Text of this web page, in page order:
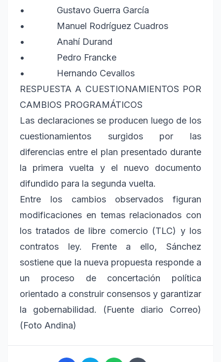
• Gustavo Guerra García
• Manuel Rodríguez Cuadros
• Anahí Durand
• Pedro Francke
• Hernando Cevallos
RESPUESTA A CUESTIONAMIENTOS POR
CAMBIOS PROGRAMÁTICOS
Las declaraciones se producen luego de los
cuestionamientos surgidos por las
diferencias entre el plan presentado durante
la primera vuelta y el nuevo documento
difundido para la segunda vuelta.
Entre los cambios observados figuran
modificaciones en temas relacionados con
los tratados de libre comercio (TLC) y los
contratos ley. Frente a ello, Sánchez
sostiene que la nueva propuesta responde a
un proceso de concertación política
orientado a construir consensos y garantizar
la gobernabilidad. (Fuente diario Correo)
(Foto Andina)